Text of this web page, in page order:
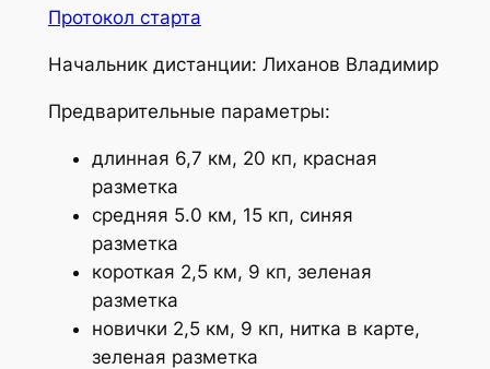
Протокол старта
Начальник дистанции: Лиханов Владимир
Предварительные параметры:
длинная 6,7 км, 20 кп, красная
разметка
средняя 5.0 км, 15 кп, синяя
разметка
короткая 2,5 км, 9 кп, зеленая
разметка
новички 2,5 км, 9 кп, нитка в карте,
зеленая разметка